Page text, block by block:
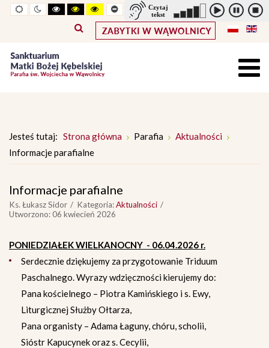
Widok
standardowy
Widok
nocny
Wysoki
kontrast
tryb
czarno
Wysoki
kontrast
tryb
czarno
Wysoki
kontrast
tryb
żółto
-
Pomniejszony
rozmiar
czcionki
Powiększony
rozmiar
czcionki
Zwiększ
odstępy
pomiędzy
literami
Standarowy
rozmiar
czcionki
Jesteś tutaj: Strona główna Parafia
Aktualności
Informacje parafialne
Informacje parafialne
Ks. Łukasz Sidor Kategoria:Aktualności
Utworzono: 06 kwiecień 2026
PONIEDZIAŁEK WIELKANOCNY - 06.04.2026 r.
Serdecznie dziękujemy za przygotowanie Triduum
Paschalnego. Wyrazy wdzięczności kierujemy do:
Pana kościelnego – Piotra Kamińskiego i s. Ewy,
Liturgicznej Służby Ołtarza,
Pana organisty – Adama Łaguny, chóru, scholii,
Sióstr Kapucynek oraz s. Cecylii,